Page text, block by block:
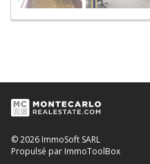
© 2026 ImmoSoft SARL
Propulsé par ImmoToolBox